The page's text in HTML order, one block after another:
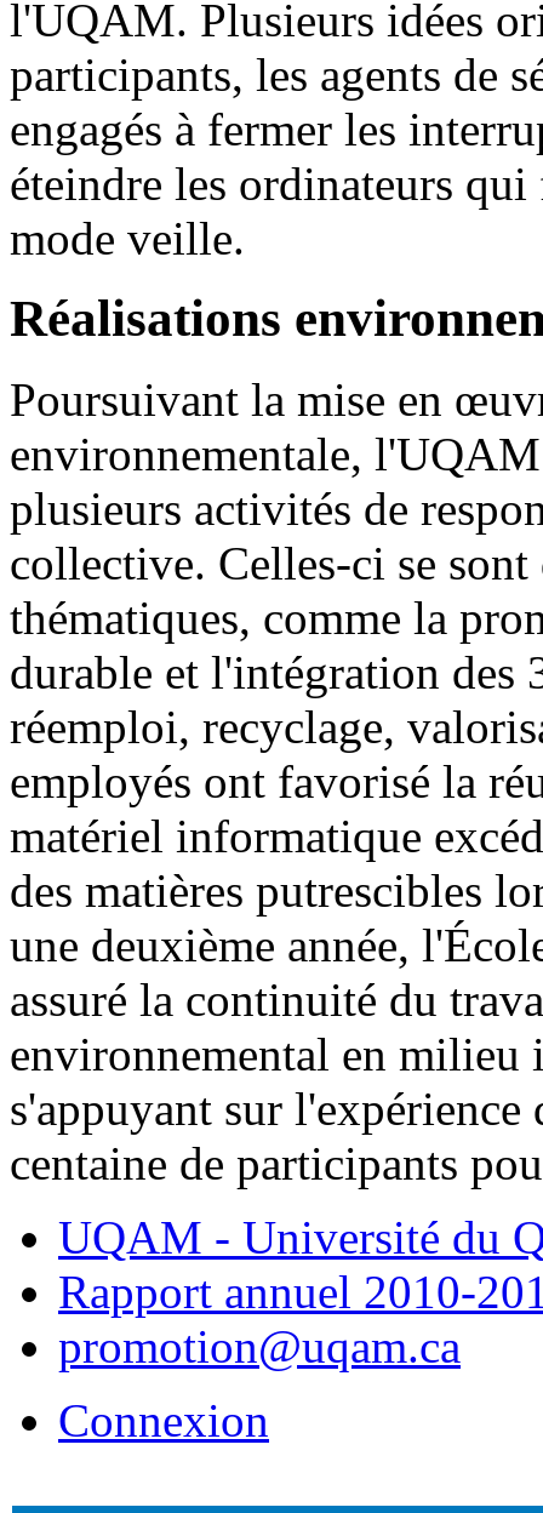
l'UQAM. Plusieurs idées
participants, les agents de
engagés à fermer les
éteindre les ordinateurs
mode veille.
Réalisations
Poursuivant la mise en
environnementale,
plusieurs activités de
collective. Celles-ci se sont
thématiques, comme la
durable et l'intégration des
réemploi, recyclage,
employés ont favorisé la
matériel informatique
des matières putrescibles
une deuxième année,
assuré la continuité du
environnemental en milieu
s'appuyant sur
centaine de participants
UQAM - Université du
Rapport annuel 2010-
promotion@uqam.ca
Connexion